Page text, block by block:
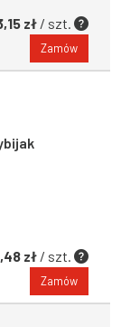
zł / szt.
Zamów
zł / szt.
Zamów